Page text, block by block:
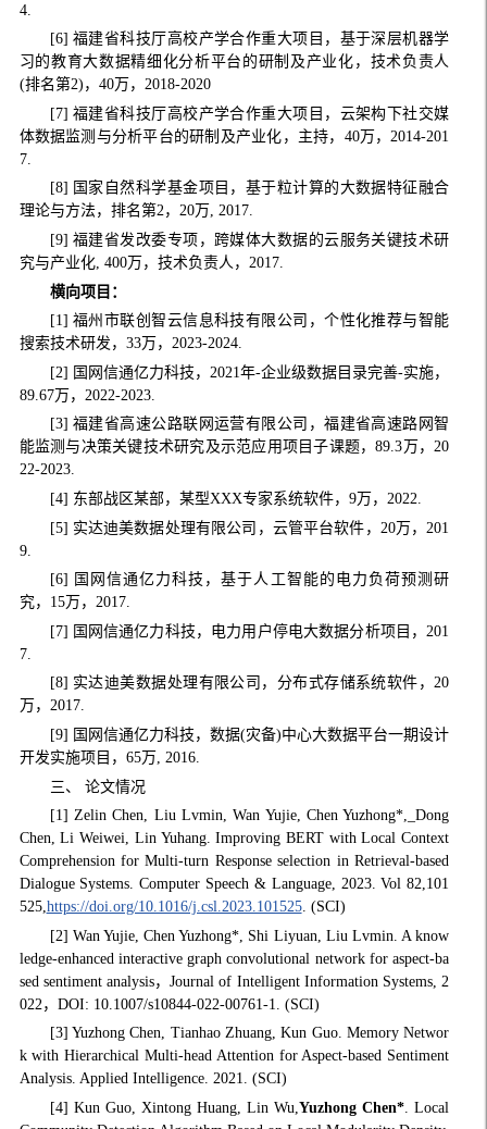
4.
[6] 福建省科技厅高校产学合作重大项目，基于深层机器学
习的教育大数据精细化分析平台的研制及产业化，技术负责人
(排名第2)，40万，2018-2020
[7] 福建省科技厅高校产学合作重大项目，云架构下社交媒
体数据监测与分析平台的研制及产业化，主持，40万，2014-201
7.
[8] 国家自然科学基金项目，基于粒计算的大数据特征融合
理论与方法，排名第2，20万, 2017.
[9] 福建省发改委专项，跨媒体大数据的云服务关键技术研
究与产业化, 400万，技术负责人，2017.
横向项目：
[1] 福州市联创智云信息科技有限公司，个性化推荐与智能
搜索技术研发，33万，2023-2024.
[2] 国网信通亿力科技，2021年-企业级数据目录完善-实施，
89.67万，2022-2023.
[3] 福建省高速公路联网运营有限公司，福建省高速路网智
能监测与决策关键技术研究及示范应用项目子课题，89.3万，20
22-2023.
[4] 东部战区某部，某型XXX专家系统软件，9万，2022.
[5] 实达迪美数据处理有限公司，云管平台软件，20万，201
9.
[6] 国网信通亿力科技，基于人工智能的电力负荷预测研
究，15万，2017.
[7] 国网信通亿力科技，电力用户停电大数据分析项目，201
7.
[8] 实达迪美数据处理有限公司，分布式存储系统软件，20
万，2017.
[9] 国网信通亿力科技，数据(灾备)中心大数据平台一期设计
开发实施项目，65万, 2016.
三、 论文情况
[1] Zelin Chen, Liu Lvmin, Wan Yujie, Chen Yuzhong*,_Dong
Chen, Li Weiwei, Lin Yuhang. Improving BERT with Local Context
Comprehension for Multi-turn Response selection in Retrieval-based
Dialogue Systems. Computer Speech & Language, 2023. Vol 82,101
525,https://doi.org/10.1016/j.csl.2023.101525. (SCI)
[2] Wan Yujie, Chen Yuzhong*, Shi Liyuan, Liu Lvmin. A know
ledge-enhanced interactive graph convolutional network for aspect-ba
sed sentiment analysis，Journal of Intelligent Information Systems, 2
022，DOI: 10.1007/s10844-022-00761-1. (SCI)
[3] Yuzhong Chen, Tianhao Zhuang, Kun Guo. Memory Networ
k with Hierarchical Multi-head Attention for Aspect-based Sentiment
Analysis. Applied Intelligence. 2021. (SCI)
[4] Kun Guo, Xintong Huang, Lin Wu,Yuzhong Chen* . Local